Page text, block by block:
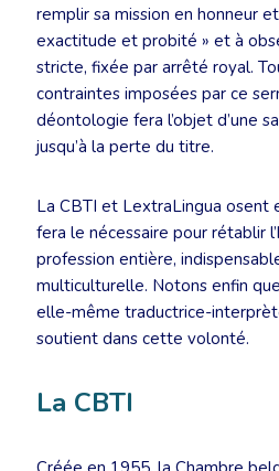
remplir sa mission en honneur
exactitude et probité » et à
stricte, fixée par arrêté royal.
contraintes imposées par ce
déontologie fera l’objet d’une
jusqu’à la perte du titre.
La CBTI et LextraLingua osent
fera le nécessaire pour rétablir
profession entière,
multiculturelle. Notons enfin
elle-même traductrice-
soutient dans cette volonté.
La CBTI